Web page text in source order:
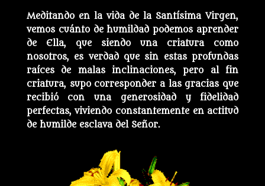
Meditando en la vida de la Santísima Virgen,
vemos cuánto de humildad podemos aprender
de Ella, que siendo una criatura como
nosotros, es verdad que sin estas profundas
raíces de malas inclinaciones, pero al fin
criatura, supo corresponder a las gracias que
recibió con una generosidad y fidelidad
perfectas, viviendo constantemente en actitud
de humilde esclava del Señor.